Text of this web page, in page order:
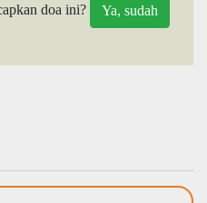
doa ini?